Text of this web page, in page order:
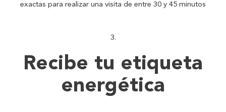
exactas para realizar una visita de entre 30 y 45 minutos
Recibe tu etiqueta
energética